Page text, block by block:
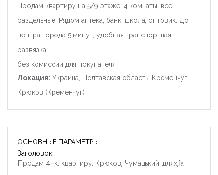
Продам квартиру на 5/9 этаже, 4 комнаты, все
раздельные. Рядом аптека, банк, школа, оптовик. До
центра города 5 минут, удобная транспортная
развязка
без комиссии для покупателя
Локация: Украина, Полтавская область, Кременчуг,
Крюков (Кременчуг)
ОСНОВНЫЕ ПАРАМЕТРЫ
Заголовок:
Продам 4-к. квартиру, Крюков, Чумацький шлях,1а